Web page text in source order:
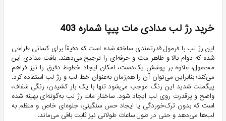
خرید رژ لب مدادی مات پیپا شماره 403
این رژ لب با فرمول قدرتمندی ساخته شده است که دقیقاً برای کسانی طراحی
شده که دوام بالا و ظاهر مات و حرفه‌ای را ترجیح می‌دهند. بافت مدادی این
محصول، علاوه بر پوشش یک‌دست، امکان ایجاد خطوط دقیق را نیز فراهم
می‌کند؛ بنابراین می‌توان آن را هم‌زمان به‌عنوان خط لب و رژ لب استفاده کرد.
پیگمنت شدید این رنگ موجب می‌شود تنها با یک بار کشیدن، رنگی شفاف،
واضح و پرقدرت روی لب ایجاد شود. ساختار مات رژ لب به‌گونه‌ای بهینه شده
است که بدون ترک‌خوردگی یا ایجاد حس سنگینی، جلوه‌ای خاص و منظم به
لب‌ها می‌دهد و حتی در طول ساعات طولانی نیز ثابت باقی می‌ماند.